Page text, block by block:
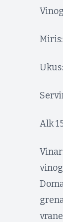
Alk